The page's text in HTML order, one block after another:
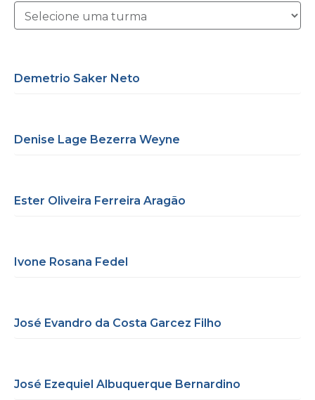
Demetrio Saker Neto
Denise Lage Bezerra Weyne
Ester Oliveira Ferreira Aragão
Ivone Rosana Fedel
José Evandro da Costa Garcez Filho
José Ezequiel Albuquerque Bernardino